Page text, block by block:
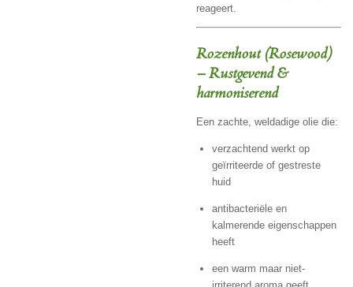
reageert.
Rozenhout (Rosewood)
– Rustgevend &
harmoniserend
Een zachte, weldadige olie die:
verzachtend werkt op
geïrriteerde of gestreste
huid
antibacteriële en
kalmerende eigenschappen
heeft
een warm maar niet-